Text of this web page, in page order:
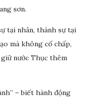
sơn.
tại nhân, thành sự tại
mà không cố chấp,
nước Thục thêm
– biết hành động